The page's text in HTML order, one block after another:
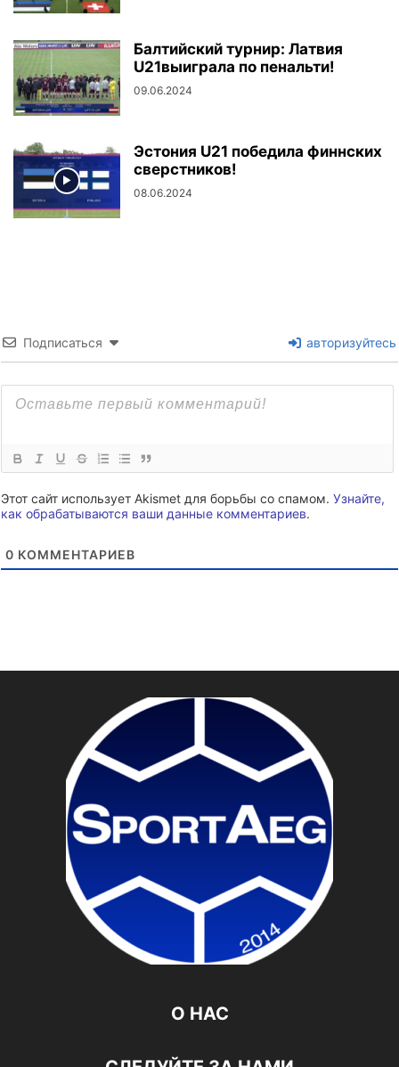
Балтийский турнир: Латвия
U21выиграла по пенальти!
09.06.2024
Эстония U21 победила финнских
сверстников!
08.06.2024
Подписаться авторизуйтесь
Этот сайт использует Akismet для борьбы со спамом. Узнайте,
как обрабатываются ваши данные комментариев.
0 КОММЕНТАРИЕВ
О НАС